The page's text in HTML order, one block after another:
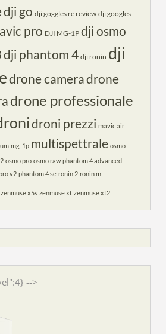
dji go dji goggles re review dji googles
pro DJI MG-1P dji osmo
dji phantom 4 dji ronin dji
drone cameradrone
drone professionale
droni prezzi mavic air
mg-1p multispettrale osmo
osmo pro osmo raw phantom 4 advanced
v2 phantom 4 se ronin 2 ronin m
zenmuse x5s zenmuse xt zenmuse xt2
-->